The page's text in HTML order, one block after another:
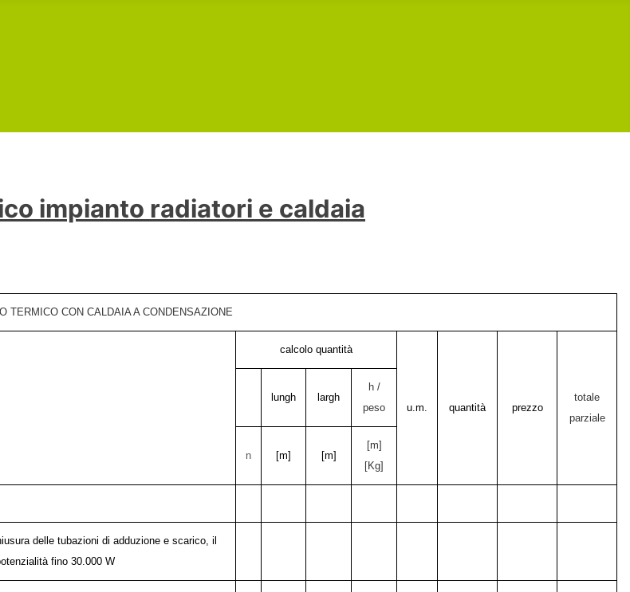
impianto radiatori e caldaia
TERMICO CON CALDAIA A CONDENSAZIONE
calcolo quantità
u.m. quantità prezzo
totale
parziale
lungh largh
h /
peso
n [m] [m]
[m]
[Kg]
delle tubazioni di adduzione e scarico, il
fino 30.000 W